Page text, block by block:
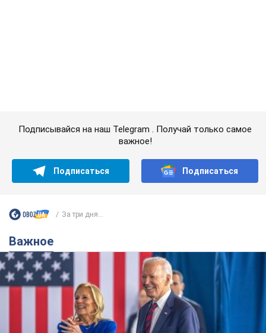
Подписывайся на наш Telegram . Получай только самое
важное!
Подписаться Подписаться
За три дня...
Важное